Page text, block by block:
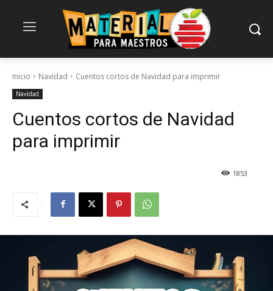
Inicio Navidad Cuentos cortos de Navidad para imprimir
Navidad
Cuentos cortos de Navidad
para imprimir
1853